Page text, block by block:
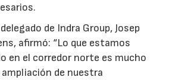
de Indra Group, Josep
afirmó: “Lo que estamos
en el corredor norte es mucho
ampliación de nuestra